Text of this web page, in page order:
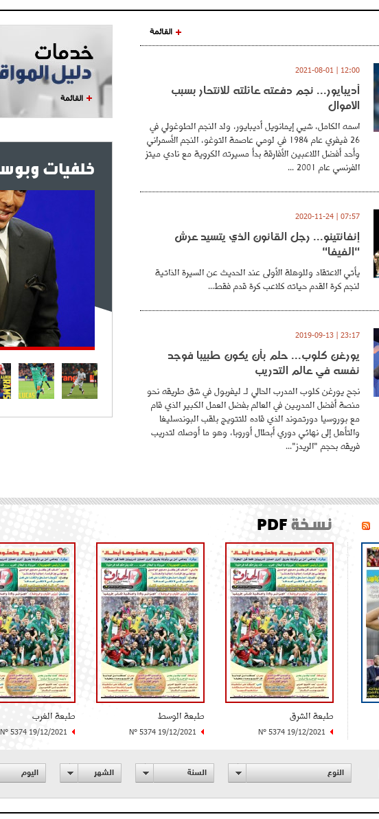
القائمة
12:00 | 2021-08-01
أديبايور... نجم دفعته عائلته للانتحار بسبب
الأموال
اسمه الكامل، شيي إيمانويل أديبايور، ولد النجم الطوغولي في
26 فيفري عام 1984 في لومي عاصمة التوغو، النجم الأسمراني
وأحد أفضل اللاعبين الأفارقة بدأ مسيرته الكروية مع نادي ميتز
الفرنسي عام 2001 ...
07:57 | 2020-11-24
إنفانتينو... رجل القانون الذي يتسيد عرش
"الفيفا"
يأتي الاعتقاد وللوهلة الأولى عند الحديث عن السيرة الذاتية
لنجم كرة القدم حياته كلاعب كرة قدم فقط...
23:17 | 2019-09-13
يورغن كلوب... حلم بأن يكون طبيبا فوجد
نفسه في عالم التدريب
نجح يورغن كلوب المدرب الحالي لـ ليفربول في شق طريقه نحو
منصة أفضل المدربين في العالم بفضل العمل الكبير الذي قام
مع بوروسيا دورتموند الذي قاده للتتويج بلقب البوندسليغا
والتأهل إلى نهائي دوري أبطال أوروبا، وهو ما أوصله لتدريب
فريقه بحجم "الريدز"...
القائمة
خلفيات
نسخةPDF
طبعة الشرق
N° 5374 19/12/2021
طبعة الوسط
N° 5374 19/12/2021
طبعة الغرب
N° 5374 19/12/2021
النوع السنة الشهر اليوم